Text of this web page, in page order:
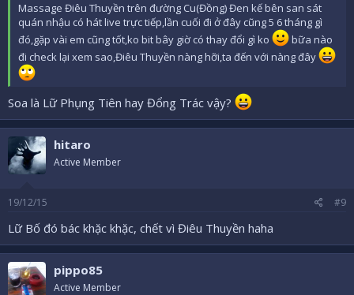
Massage Điêu Thuyền trên đường Cu(Đồng) Đen kế bên san sát
quán nhậu có hát live trực tiếp,lần cuối đi ở đây cũng 5 6 tháng gì
đó,gặp vài em cũng tốt,ko bit bây giờ có thay đổi gì ko
bữa nào
đi check lại xem sao,Điêu Thuyền nàng hỡi,ta đến với nàng đây
Soa là Lữ Phụng Tiên hay Đổng Trác vậy?
hitaro
Active Member
19/12/15 #9
Lữ Bố đó bác khặc khặc, chết vì Điêu Thuyền haha
pippo85
Active Member